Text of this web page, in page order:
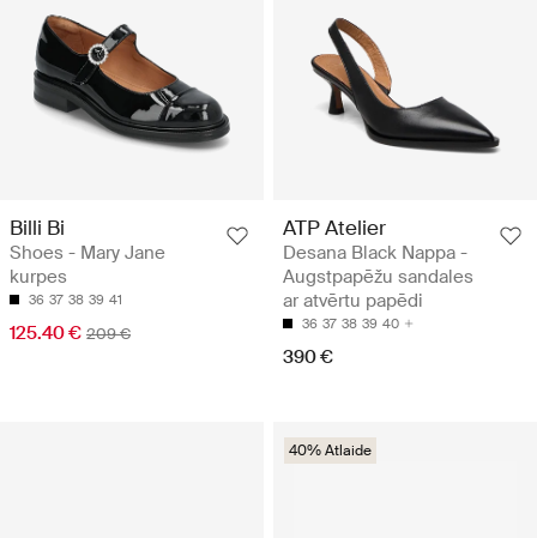
Billi Bi
Shoes - Mary Jane
kurpes
36 37 38 39 41
125.40 € 209 €
ATP Atelier
Desana Black Nappa -
Augstpapēžu sandales
ar atvērtu papēdi
36 37 38 39 40
390 €
40% Atlaide